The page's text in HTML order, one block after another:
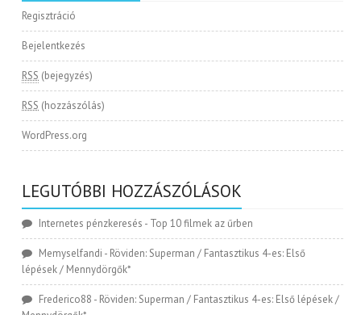
Regisztráció
Bejelentkezés
RSS (bejegyzés)
RSS (hozzászólás)
WordPress.org
LEGUTÓBBI HOZZÁSZÓLÁSOK
Internetes pénzkeresés - Top 10 filmek az űrben
Memyselfandi - Röviden: Superman / Fantasztikus 4-es: Első
lépések / Mennydörgők*
Frederico88 - Röviden: Superman / Fantasztikus 4-es: Első lépések /